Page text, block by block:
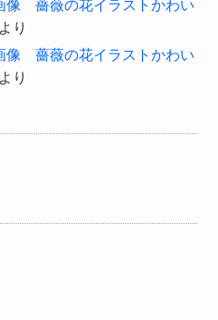
薔薇の花イラストかわい
より
薔薇の花イラストかわい
より